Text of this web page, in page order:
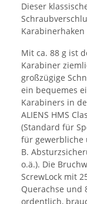
Dieser
Mit ca. 88 g ist
Karabiner
großzügige
ein bequemes
Karabiners in
ALIENS HMS
(Standard für
für gewerbliche
B.
o.ä.). Die
ScrewLock mit
Querachse und
ordentlich,